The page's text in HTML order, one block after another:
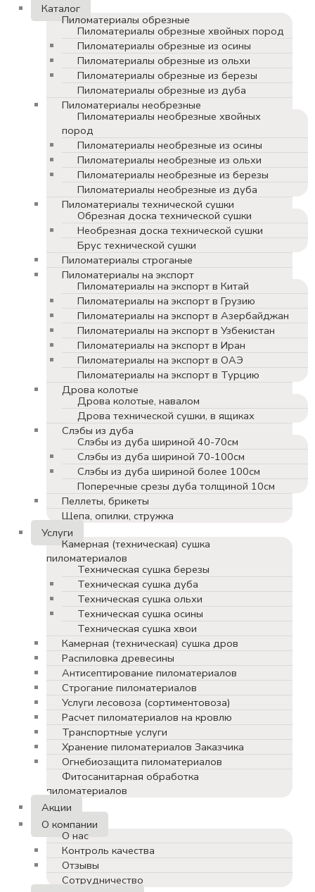
Каталог
Пиломатериалы обрезные
Пиломатериалы обрезные хвойных пород
Пиломатериалы обрезные из осины
Пиломатериалы обрезные из ольхи
Пиломатериалы обрезные из березы
Пиломатериалы обрезные из дуба
Пиломатериалы необрезные
Пиломатериалы необрезные хвойных
пород
Пиломатериалы необрезные из осины
Пиломатериалы необрезные из ольхи
Пиломатериалы необрезные из березы
Пиломатериалы необрезные из дуба
Пиломатериалы технической сушки
Обрезная доска технической сушки
Необрезная доска технической сушки
Брус технической сушки
Пиломатериалы строганые
Пиломатериалы на экспорт
Пиломатериалы на экспорт в Китай
Пиломатериалы на экспорт в Грузию
Пиломатериалы на экспорт в Азербайджан
Пиломатериалы на экспорт в Узбекистан
Пиломатериалы на экспорт в Иран
Пиломатериалы на экспорт в ОАЭ
Пиломатериалы на экспорт в Турцию
Дрова колотые
Дрова колотые, навалом
Дрова технической сушки, в ящиках
Слэбы из дуба
Слэбы из дуба шириной 40-70см
Слэбы из дуба шириной 70-100см
Слэбы из дуба шириной более 100см
Поперечные срезы дуба толщиной 10см
Пеллеты, брикеты
Щепа, опилки, стружка
Услуги
Камерная (техническая) сушка
пиломатериалов
Техническая сушка березы
Техническая сушка дуба
Техническая сушка ольхи
Техническая сушка осины
Техническая сушка хвои
Камерная (техническая) сушка дров
Распиловка древесины
Антисептирование пиломатериалов
Строгание пиломатериалов
Услуги лесовоза (сортиментовоза)
Расчет пиломатериалов на кровлю
Транспортные услуги
Хранение пиломатериалов Заказчика
Огнебиозащита пиломатериалов
Фитосанитарная обработка
пиломатериалов
Акции
О компании
О нас
Контроль качества
Отзывы
Сотрудничество